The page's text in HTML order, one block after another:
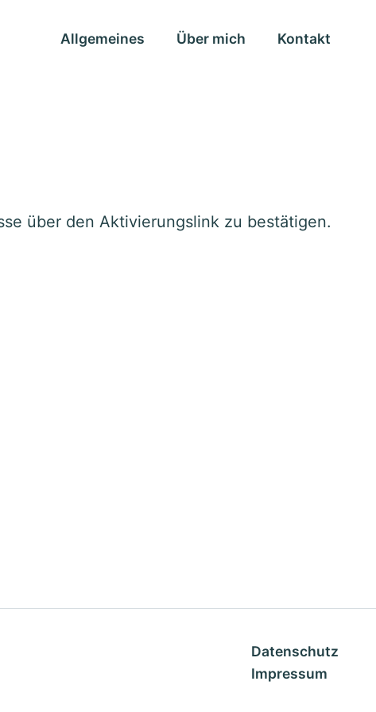
Allgemeines Über mich Kontakt
über den Aktivierungslink zu bestätigen.
Datenschutz
Impressum